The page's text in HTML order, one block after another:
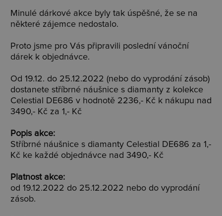
Minulé dárkové akce byly tak úspěšné, že se na
některé zájemce nedostalo.
Proto jsme pro Vás připravili poslední vánoční
dárek k objednávce.
Od 19.12. do 25.12.2022 (nebo do vyprodání zásob)
dostanete stříbrné náušnice s diamanty z kolekce
Celestial DE686 v hodnotě 2236,- Kč k nákupu nad
3490,- Kč za 1,- Kč
Popis akce:
Stříbrné náušnice s diamanty Celestial DE686 za 1,-
Kč ke každé objednávce nad 3490,- Kč
Platnost akce:
od 19.12.2022 do 25.12.2022 nebo do vyprodání
zásob.